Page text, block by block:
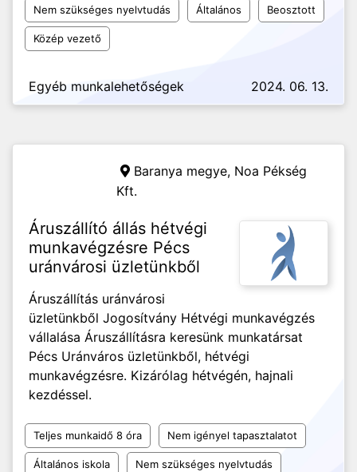
Nem szükséges nyelvtudás Általános Beosztott
Közép vezető
Egyéb munkalehetőségek 2024. 06. 13.
Baranya megye, Noa Pékség
Kft.
Áruszállító állás hétvégi
munkavégzésre Pécs
uránvárosi üzletünkből
Áruszállítás uránvárosi
üzletünkből Jogosítvány Hétvégi munkavégzés
vállalása Áruszállításra keresünk munkatársat
Pécs Uránváros üzletünkből, hétvégi
munkavégzésre. Kizárólag hétvégén, hajnali
kezdéssel.
Teljes munkaidő 8 óra Nem igényel tapasztalatot
Általános iskola Nem szükséges nyelvtudás